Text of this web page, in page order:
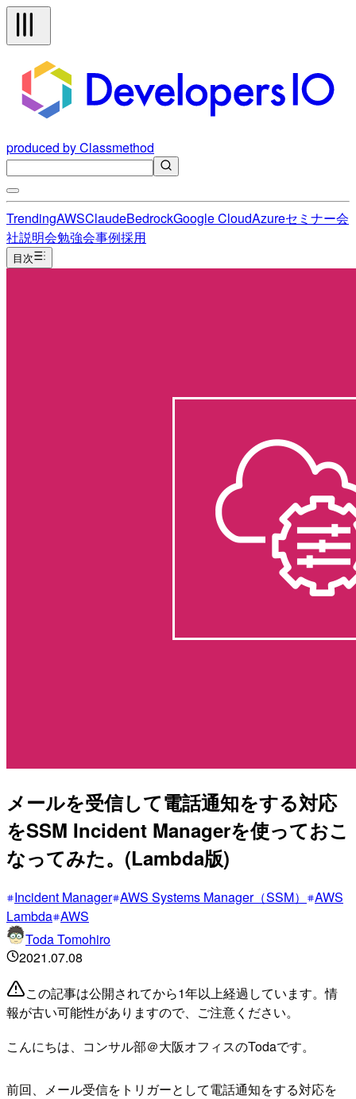
produced by Classmethod
TrendingAWSClaudeBedrockGoogle CloudAzureセミナー会
社説明会勉強会事例採用
目次
メールを受信して電話通知をする対応
をSSM Incident Managerを使っておこ
なってみた。(Lambda版)
Incident Manager AWS Systems Manager（SSM）
AWS
Lambda AWS
Toda Tomohiro
2021.07.08
この記事は公開されてから1年以上経過しています。情
報が古い可能性がありますので、ご注意ください。
こんにちは、コンサル部＠大阪オフィスのTodaです。
前回、メール受信をトリガーとして電話通知をする対応を